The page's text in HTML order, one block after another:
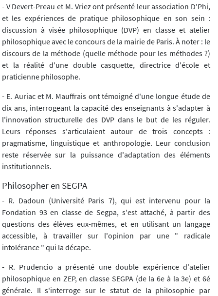
- V Devert-Preau et M. Vriez ont présenté leur association D'Phi,
et les expériences de pratique philosophique en son sein :
discussion à visée philosophique (DVP) en classe et atelier
philosophique avec le concours de la mairie de Paris. À noter : le
discours de la méthode (quelle méthode pour les méthodes ?)
et la réalité d'une double casquette, directrice d'école et
praticienne philosophe.
- E. Auriac et M. Mauffrais ont témoigné d'une longue étude de
dix ans, interrogeant la capacité des enseignants à s'adapter à
l'innovation structurelle des DVP dans le but de les réguler.
Leurs réponses s'articulaient autour de trois concepts :
pragmatisme, linguistique et anthropologie. Leur conclusion
reste réservée sur la puissance d'adaptation des éléments
institutionnels.
Philosopher en SEGPA
- R. Dadoun (Université Paris 7), qui est intervenu pour la
Fondation 93 en classe de Segpa, s'est attaché, à partir des
questions des élèves eux-mêmes, et en utilisant un langage
accessible, à travailler sur l'opinion par une " radicale
intolérance " qui la décape.
- R. Prudencio a présenté une double expérience d'atelier
philosophique en ZEP, en classe SEGPA (de la 6e à la 3e) et 6é
générale. Il s'interroge sur le statut de la philosophie par